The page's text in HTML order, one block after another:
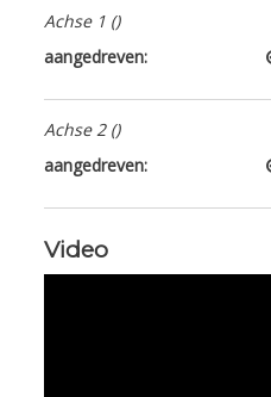
Achse 1 ()
aangedreven:
Achse 2 ()
aangedreven:
Video